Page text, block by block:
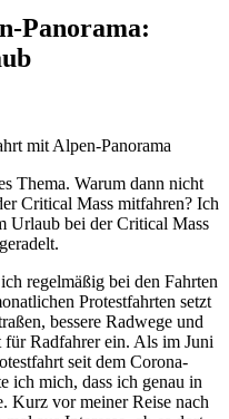
Panorama:
Thema. Warum dann nicht
Critical Mass mitfahren? Ich
Urlaub bei der Critical Mass
regelmäßig bei den Fahrten
Protestfahrten setzt
bessere Radwege und
Radfahrer ein. Als im Juni
seit dem Corona-
ich mich, dass ich genau in
Kurz vor meiner Reise nach